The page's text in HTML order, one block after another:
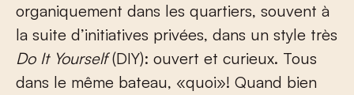
organiquement dans les quartiers, souvent à
la suite d’initiatives privées, dans un style très
Do It Yourself(DIY): ouvert et curieux. Tous
dans le même bateau, «quoi»! Quand bien